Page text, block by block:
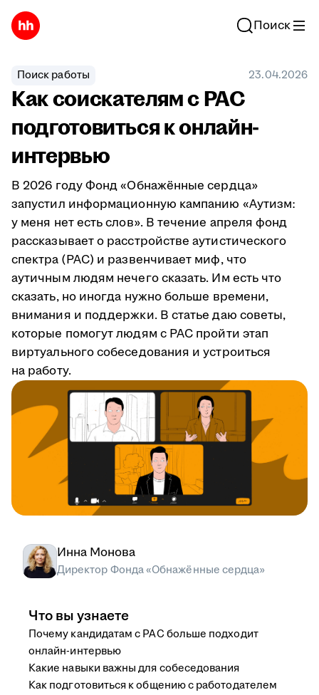
Поиск
Поиск работы 23.04.2026
Как соискателям с РАС
подготовиться к онлайн-
интервью
В 2026 году Фонд «Обнажённые сердца»
запустил информационную кампанию «Аутизм:
у меня нет есть слов». В течение апреля фонд
рассказывает о расстройстве аутистического
спектра (РАС) и развенчивает миф, что
аутичным людям нечего сказать. Им есть что
сказать, но иногда нужно больше времени,
внимания и поддержки. В статье даю советы,
которые помогут людям с РАС пройти этап
виртуального собеседования и устроиться
на работу.
Инна Монова
Директор Фонда «Обнажённые сердца»
Что вы узнаете
Почему кандидатам с РАС больше подходит
онлайн-интервью
Какие навыки важны для собеседования
Как подготовиться к общению с работодателем